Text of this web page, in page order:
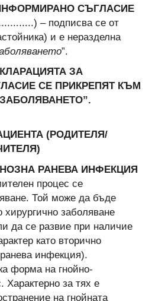
СЪГЛАСИЕ
– подписва се от
и е неразделна
”.
ЗА
СЕ ПРИКРЕПЯТ КЪМ
(РОДИТЕЛЯ/
РАНЕВА ИНФЕКЦИЯ
процес се
Той може да бъде
хирургично заболяване
да се развие при наличие
като вторично
инфекция).
форма на гнойно-
Характерно за тях е
на гнойната